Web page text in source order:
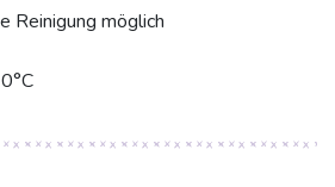
Reinigung möglich